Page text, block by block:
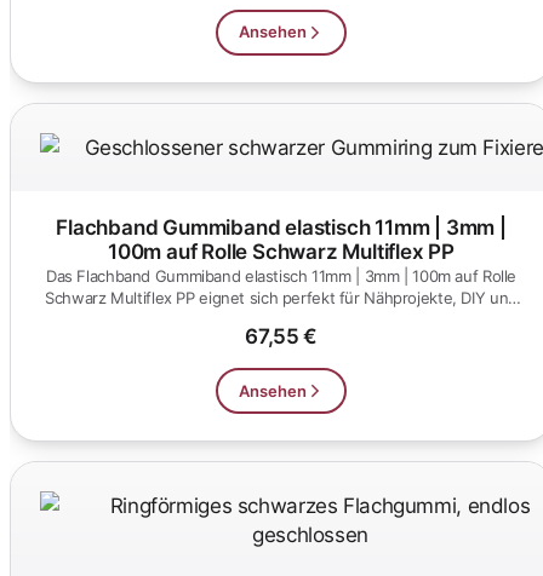
Ansehen
Flachband Gummiband elastisch 11mm | 3mm |
100m auf Rolle Schwarz Multiflex PP
Das Flachband Gummiband elastisch 11mm | 3mm | 100m auf Rolle
Schwarz Multiflex PP eignet sich perfekt für Nähprojekte, DIY und
67,55 €
Ansehen